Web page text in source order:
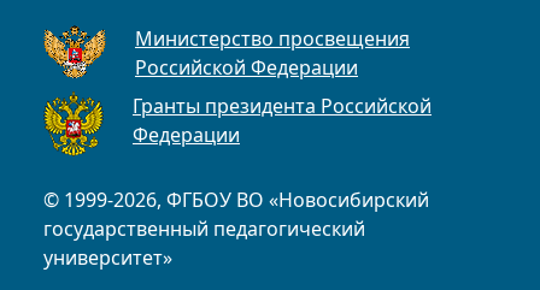
© 1999-2026, ФГБОУ ВО «Новосибирский
государственный педагогический
университет»
Министерство просвещения
Российской Федерации
Гранты президента Российской
Федерации